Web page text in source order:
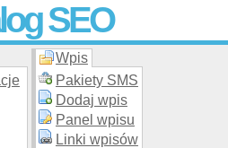
SEO
stron WWW –
katalogu za darmo!
Wpis
Pakiety SMS
Dodaj wpis
Panel wpisu
Linki wpisów